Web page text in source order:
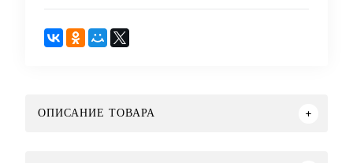
ОПИСАНИЕ ТОВАРА